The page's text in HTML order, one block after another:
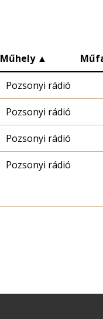
Műhely ▲
Pozsonyi rádió
Pozsonyi rádió
Pozsonyi rádió
Pozsonyi rádió